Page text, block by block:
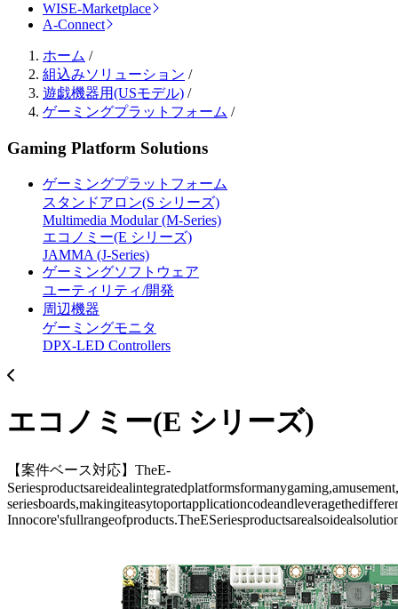
WISE-Marketplace
A-Connect
ホーム /
組込みソリューション /
遊戯機器用(USモデル) /
ゲーミングプラットフォーム /
Gaming Platform Solutions
ゲーミングプラットフォーム
スタンドアロン(S シリーズ)
Multimedia Modular (M-Series)
エコノミー(E シリーズ)
JAMMA (J-Series)
ゲーミングソフトウェア
ユーティリティ/開発
周辺機器
ゲーミングモニタ
DPX-LED Controllers
エコノミー(E シリーズ)
【案件ベース対応】TheE-